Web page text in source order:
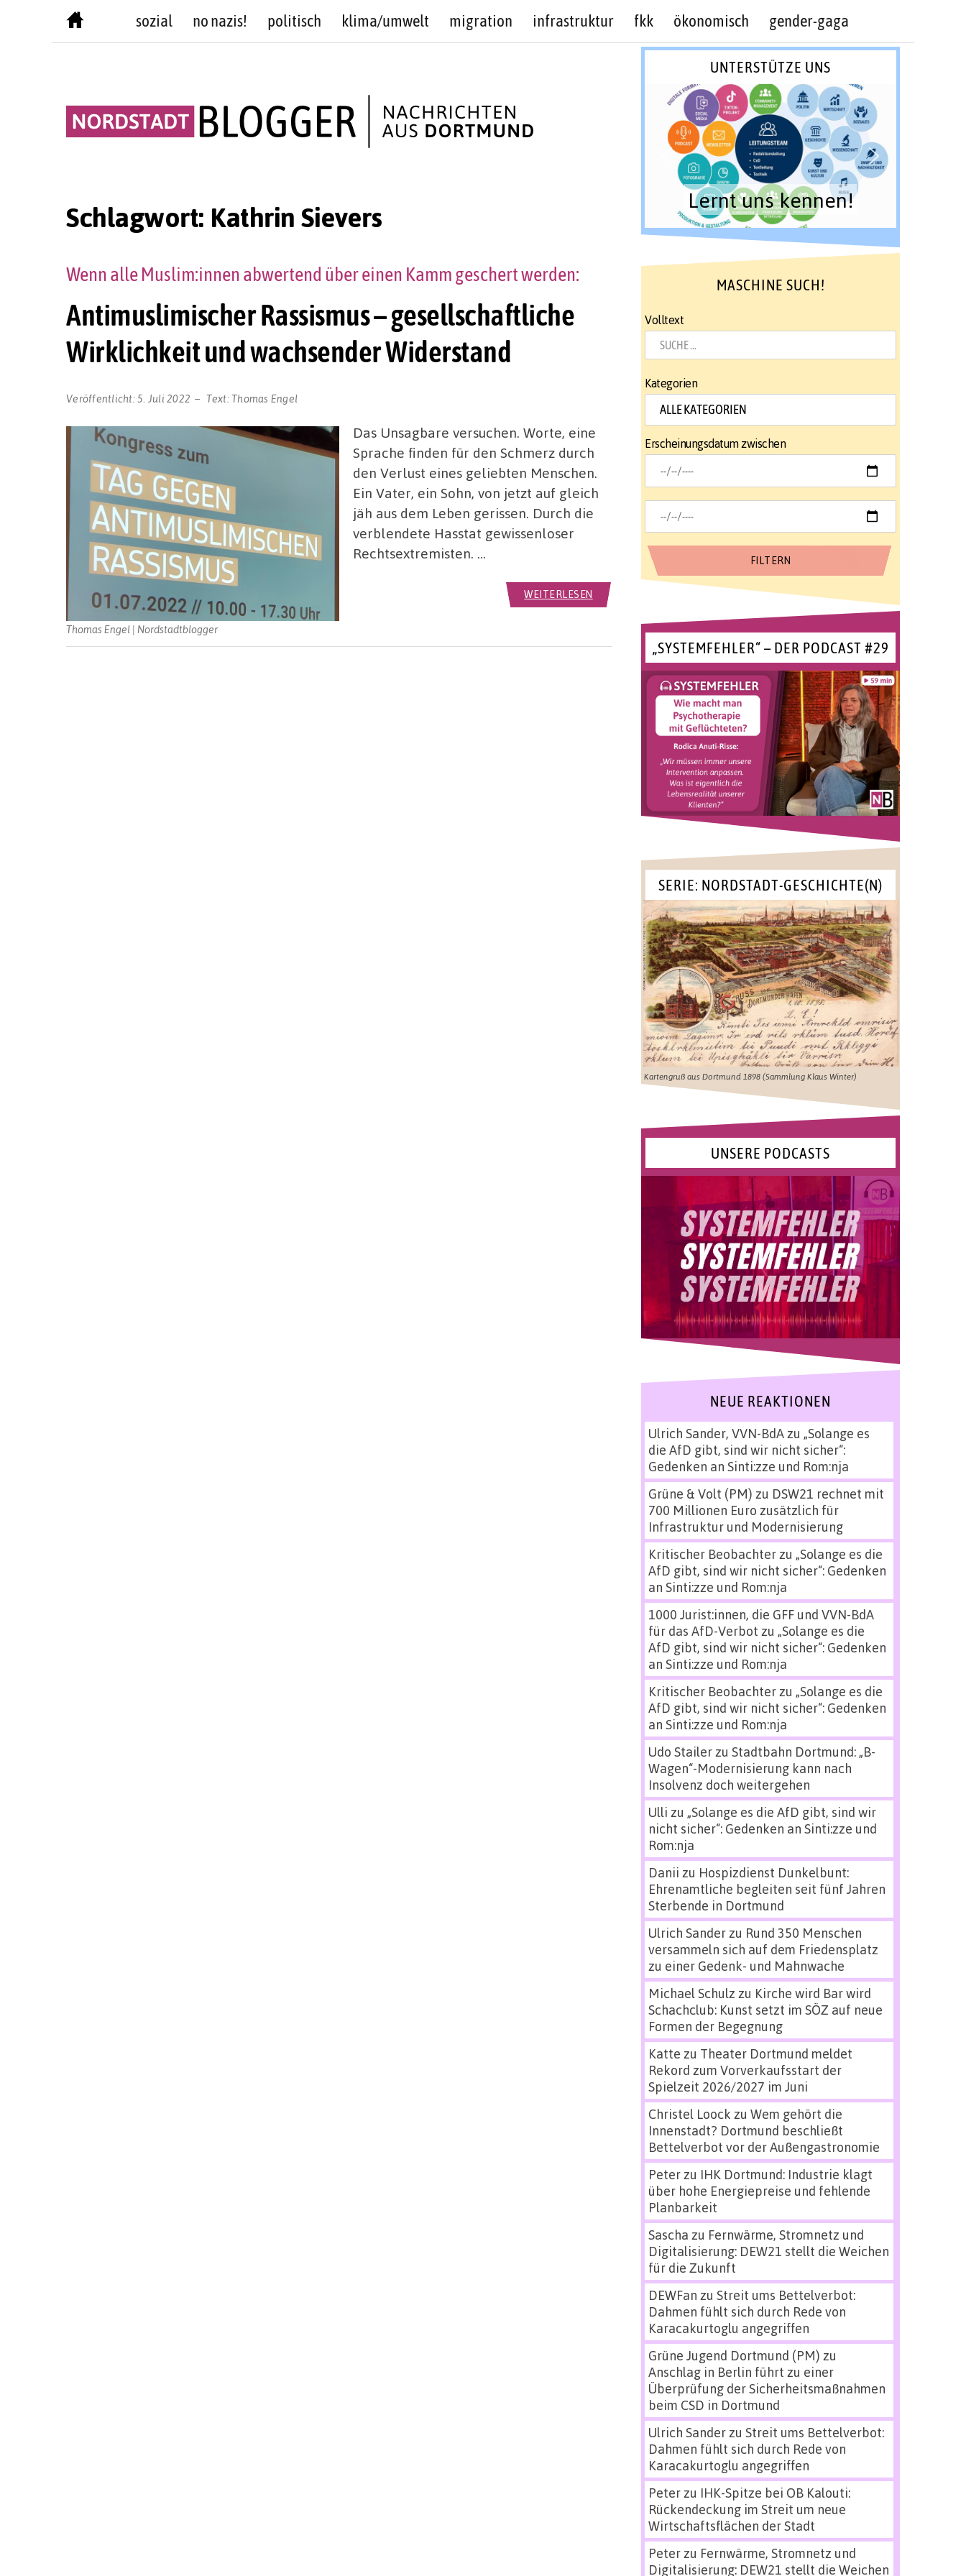
sozial no nazis! politisch klima/umwelt migration infrastruktur fkk ökonomisch gender-gaga
Schlagwort: Kathrin Sievers
Antimuslimischer Rassismus – gesellschaftliche
Wirklichkeit und wachsender Widerstand
Wenn alle Muslim:innen abwertend über einen Kamm geschert werden:
Veröffentlicht:5. Juli 2022 Text:Thomas Engel
Thomas Engel | Nordstadtblogger
Das Unsagbare versuchen. Worte, eine
Sprache finden für den Schmerz durch
den Verlust eines geliebten Menschen.
Ein Vater, ein Sohn, von jetzt auf gleich
jäh aus dem Leben gerissen. Durch die
verblendete Hasstat gewissenloser
Rechtsextremisten. …
WEITERLESEN
UNTERSTÜTZE UNS
Lernt uns kennen!
MASCHINE SUCH!
Volltext
Kategorien
Erscheinungsdatum zwischen
„SYSTEMFEHLER“ – DER PODCAST #29
SERIE: NORDSTADT-GESCHICHTE(N)
Kartengruß aus Dortmund 1898 (Sammlung Klaus Winter)
UNSERE PODCASTS
NEUE REAKTIONEN
Ulrich Sander, VVN-BdAzu „Solange es
die AfD gibt, sind wir nicht sicher“:
Gedenken an Sinti:zze und Rom:nja
Grüne & Volt (PM) zu DSW21 rechnet mit
700 Millionen Euro zusätzlich für
Infrastruktur und Modernisierung
Kritischer Beobachterzu „Solange es die
AfD gibt, sind wir nicht sicher“: Gedenken
an Sinti:zze und Rom:nja
1000 Jurist:innen, die GFF und VVN-BdA
für das AfD-Verbot zu „Solange es die
AfD gibt, sind wir nicht sicher“: Gedenken
an Sinti:zze und Rom:nja
Kritischer Beobachterzu „Solange es die
AfD gibt, sind wir nicht sicher“: Gedenken
an Sinti:zze und Rom:nja
Udo Stailerzu Stadtbahn Dortmund: „B-
Wagen“-Modernisierung kann nach
Insolvenz doch weitergehen
Ulli zu „Solange es die AfD gibt, sind wir
nicht sicher“: Gedenken an Sinti:zze und
Rom:nja
Danii zu Hospizdienst Dunkelbunt:
Ehrenamtliche begleiten seit fünf Jahren
Sterbende in Dortmund
Ulrich Sanderzu Rund 350 Menschen
versammeln sich auf dem Friedensplatz
zu einer Gedenk- und Mahnwache
Michael Schulz zu Kirche wird Bar wird
Schachclub: Kunst setzt im SÖZ auf neue
Formen der Begegnung
Katte zu Theater Dortmund meldet
Rekord zum Vorverkaufsstart der
Spielzeit 2026/2027 im Juni
Christel Loock zu Wem gehört die
Innenstadt? Dortmund beschließt
Bettelverbot vor der Außengastronomie
Peterzu IHK Dortmund: Industrie klagt
über hohe Energiepreise und fehlende
Planbarkeit
Sascha zu Fernwärme, Stromnetz und
Digitalisierung: DEW21 stellt die Weichen
für die Zukunft
DEWFan zu Streit ums Bettelverbot:
Dahmen fühlt sich durch Rede von
Karacakurtoglu angegriffen
Grüne Jugend Dortmund (PM) zu
Anschlag in Berlin führt zu einer
Überprüfung der Sicherheitsmaßnahmen
beim CSD in Dortmund
Ulrich Sanderzu Streit ums Bettelverbot:
Dahmen fühlt sich durch Rede von
Karacakurtoglu angegriffen
Peterzu IHK-Spitze bei OB Kalouti:
Rückendeckung im Streit um neue
Wirtschaftsflächen der Stadt
Peterzu Fernwärme, Stromnetz und
Digitalisierung: DEW21 stellt die Weichen